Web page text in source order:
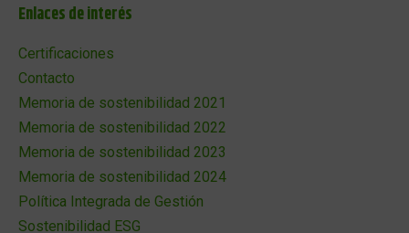
Enlaces de interés
Certificaciones
Contacto
Memoria de sostenibilidad 2021
Memoria de sostenibilidad 2022
Memoria de sostenibilidad 2023
Memoria de sostenibilidad 2024
Política Integrada de Gestión
Sostenibilidad ESG